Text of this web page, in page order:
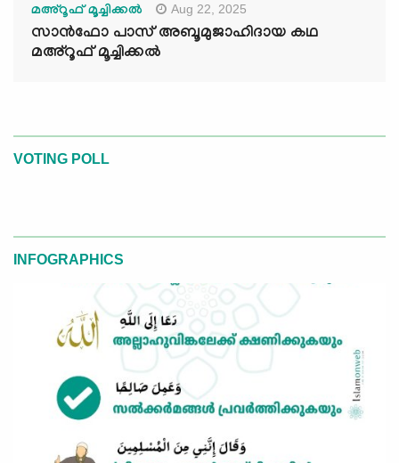
മഅ്റൂഫ് മൂച്ചിക്കല്‍ Aug 22, 2025
സാൻഫോ പാസ് അബൂമുജാഹിദായ കഥ
മഅ്റൂഫ് മൂച്ചിക്കല്‍
VOTING POLL
INFOGRAPHICS